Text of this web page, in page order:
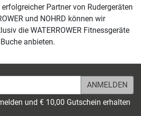
Partner von Rudergeräten
und NOHRD können wir
die WATERROWER Fitnessgeräte
anbieten.
und € 10,00 Gutschein erhalten